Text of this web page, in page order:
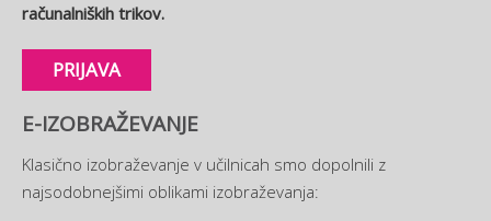
računalniških trikov.
PRIJAVA
E-IZOBRAŽEVANJE
Klasično izobraževanje v učilnicah smo dopolnili z
najsodobnejšimi oblikami izobraževanja: